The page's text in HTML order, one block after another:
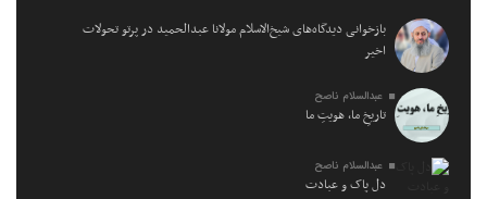
بازخوانی دیدگاه‌های شیخ‌الاسلام مولانا عبدالحمید در پرتو تحولات
اخیر
عبدالسلام ناصح
تاریخِ ما، هویتِ ما
عبدالسلام ناصح
دل پاک و عبادت